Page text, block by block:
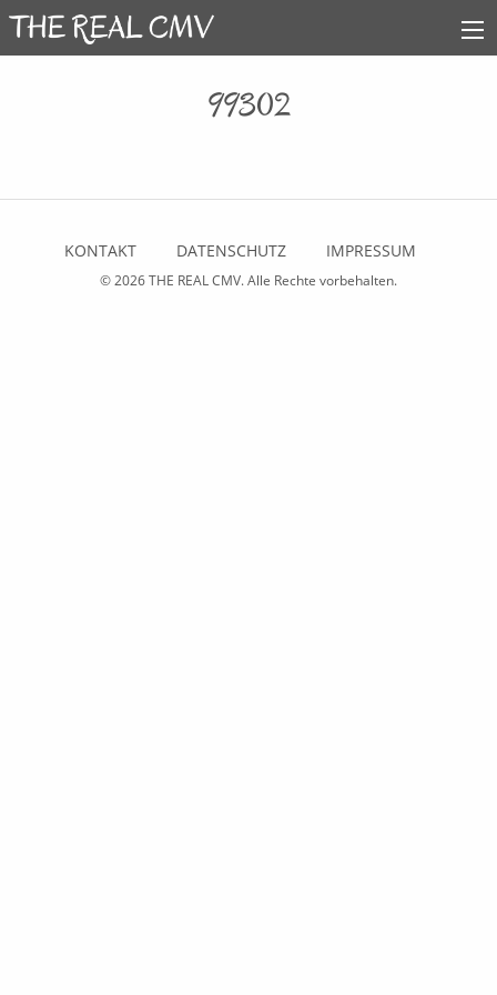
99302
KONTAKT DATENSCHUTZ IMPRESSUM
© 2026THE REAL CMV. Alle Rechte vorbehalten.